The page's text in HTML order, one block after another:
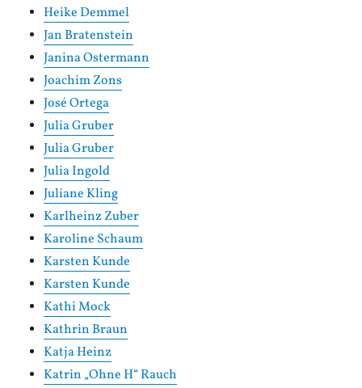
Heike Demmel
Jan Bratenstein
Janina Ostermann
Joachim Zons
José Ortega
Julia Gruber
Julia Gruber
Julia Ingold
Juliane Kling
Karlheinz Zuber
Karoline Schaum
Karsten Kunde
Karsten Kunde
Kathi Mock
Kathrin Braun
Katja Heinz
Katrin „Ohne H“ Rauch